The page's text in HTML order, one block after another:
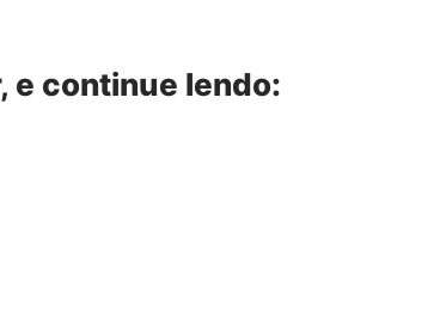
e continue lendo: